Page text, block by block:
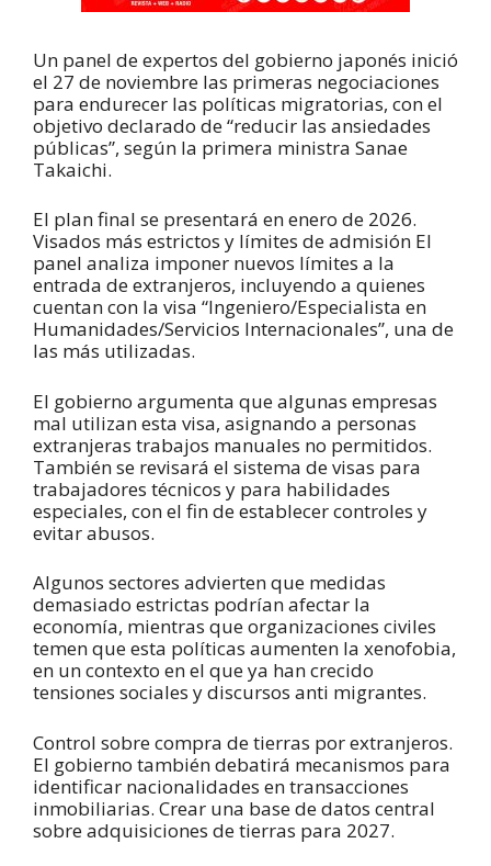
Un panel de expertos del gobierno japonés inició
el 27 de noviembre las primeras negociaciones
para endurecer las políticas migratorias, con el
objetivo declarado de “reducir las ansiedades
públicas”, según la primera ministra Sanae
Takaichi.
El plan final se presentará en enero de 2026.
Visados más estrictos y límites de admisión El
panel analiza imponer nuevos límites a la
entrada de extranjeros, incluyendo a quienes
cuentan con la visa “Ingeniero/Especialista en
Humanidades/Servicios Internacionales”, una de
las más utilizadas.
El gobierno argumenta que algunas empresas
mal utilizan esta visa, asignando a personas
extranjeras trabajos manuales no permitidos.
También se revisará el sistema de visas para
trabajadores técnicos y para habilidades
especiales, con el fin de establecer controles y
evitar abusos.
Algunos sectores advierten que medidas
demasiado estrictas podrían afectar la
economía, mientras que organizaciones civiles
temen que esta políticas aumenten la xenofobia,
en un contexto en el que ya han crecido
tensiones sociales y discursos anti migrantes.
Control sobre compra de tierras por extranjeros.
El gobierno también debatirá mecanismos para
identificar nacionalidades en transacciones
inmobiliarias. Crear una base de datos central
sobre adquisiciones de tierras para 2027.